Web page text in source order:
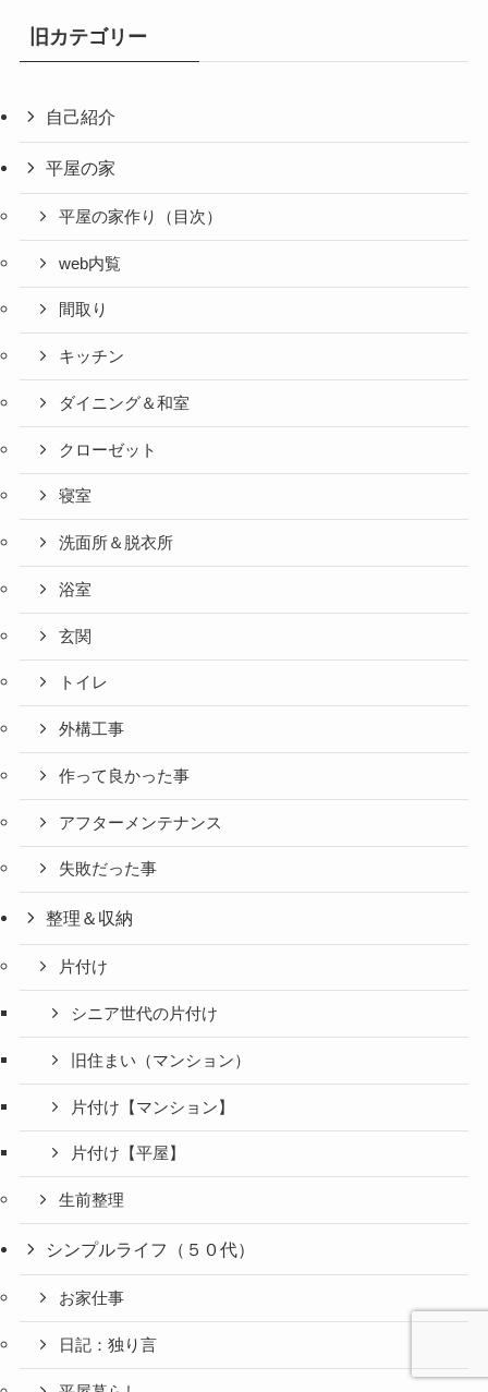
旧カテゴリー
自己紹介
平屋の家
平屋の家作り（目次）
web内覧
間取り
キッチン
ダイニング＆和室
クローゼット
寝室
洗面所＆脱衣所
浴室
玄関
トイレ
外構工事
作って良かった事
アフターメンテナンス
失敗だった事
整理＆収納
片付け
シニア世代の片付け
旧住まい（マンション）
片付け【マンション】
片付け【平屋】
生前整理
シンプルライフ（５０代）
お家仕事
日記：独り言